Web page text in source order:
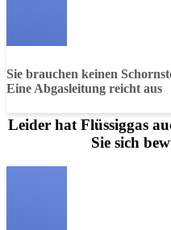
Sie brauchen keinen
Eine Abgasleitung reicht aus
Leider hat Flüssiggas
Sie sich